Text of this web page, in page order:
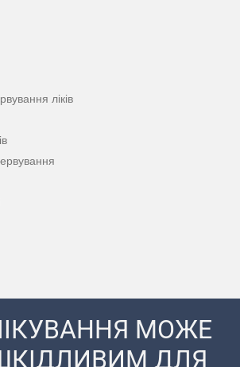
ліків
МОЖЕ
ДЛЯ